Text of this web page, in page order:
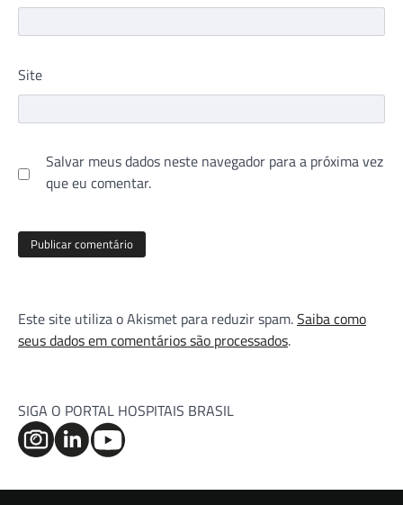
Site
Salvar meus dados neste navegador para a próxima vez
que eu comentar.
Este site utiliza o Akismet para reduzir spam.Saiba como
seus dados em comentários são processados.
SIGA O PORTAL HOSPITAIS BRASIL